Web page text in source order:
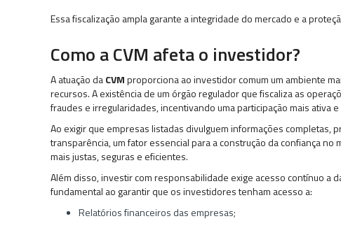
Essa fiscalização ampla garante a integridade do mercado e a
Como a CVM afeta o investidor?
A atuação daCVMproporciona ao investidor comum um ambiente
recursos. A existência de um órgão regulador que fiscaliza as
fraudes e irregularidades, incentivando uma participação mais ativa
Ao exigir que empresas listadas divulguem informações completas,
transparência, um fator essencial para a construção da confiança
mais justas, seguras e eficientes.
Além disso, investir com responsabilidade exige acesso contínuo a
fundamental ao garantir que os investidores tenham acesso a:
Relatórios financeiros das empresas;